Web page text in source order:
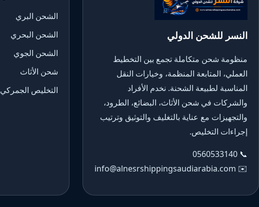
النسر للشحن الدولي
منظومة شحن متكاملة تجمع بين التخطيط
العملي، المتابعة المنظمة، وخيارات النقل
المناسبة لطبيعة الشحنة. نخدم الأفراد
والشركات في شحن الأثاث، البضائع، الطرود،
والتجهيزات مع عناية بالتغليف والتوثيق وترتيب
إجراءات التخليص.
📞
0560533140
✉️
info@alnesrshippingsaudiarabia.com
الشحن البري
الشحن البحري
الشحن الجوي
شحن الأثاث
التخليص الجمركي